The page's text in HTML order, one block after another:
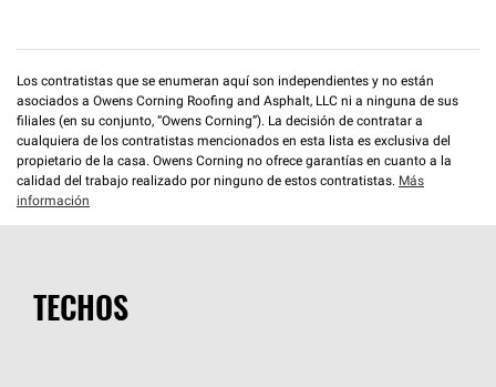
Los contratistas que se enumeran aquí son independientes y no están
asociados a Owens Corning Roofing and Asphalt, LLC ni a ninguna de sus
filiales (en su conjunto, “Owens Corning”). La decisión de contratar a
cualquiera de los contratistas mencionados en esta lista es exclusiva del
propietario de la casa. Owens Corning no ofrece garantías en cuanto a la
calidad del trabajo realizado por ninguno de estos contratistas. Más
información
TECHOS